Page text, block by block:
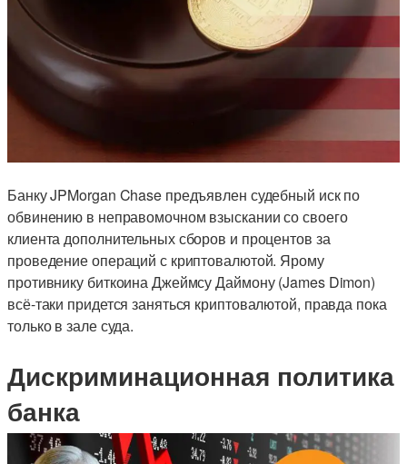
Банку JPMorgan Chase предъявлен судебный иск по
обвинению в неправомочном взыскании со своего
клиента дополнительных сборов и процентов за
проведение операций с криптовалютой. Ярому
противнику биткоина Джеймсу Даймону (James Dimon)
всё-таки придется заняться криптовалютой, правда пока
только в зале суда.
Дискриминационная политика
банка